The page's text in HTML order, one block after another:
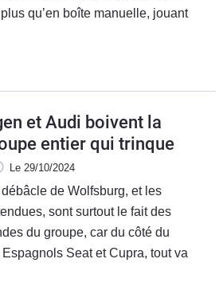
qu’en boîte manuelle, jouant
et Audi boivent la
entier qui trinque
Le 29/10/2024
de Wolfsburg, et les
sont surtout le fait des
du groupe, car du côté du
Seat et Cupra, tout va